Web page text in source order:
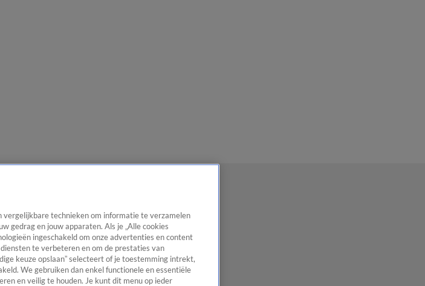
vergelijkbare technieken om informatie te verzamelen
gedrag en jouw apparaten. Als je „Alle cookies
ingeschakeld om onze advertenties en content
te verbeteren en om de prestaties van
keuze opslaan” selecteert of je toestemming intrekt,
We gebruiken dan enkel functionele en essentiële
en veilig te houden. Je kunt dit menu op ieder